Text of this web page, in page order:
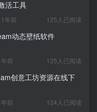
活工具
年前 125人已阅读
动态壁纸软件
年前 125人已阅读
创意工坊资源在线下
年前 124人已阅读